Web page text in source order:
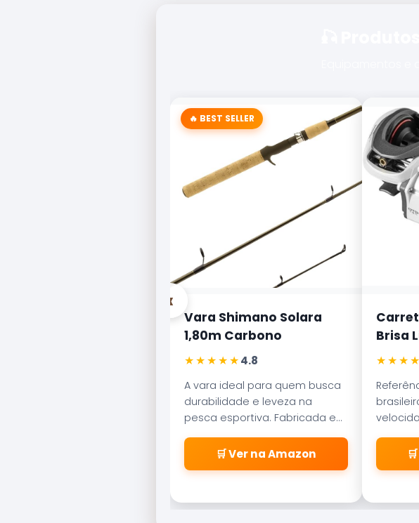
‹
🔥 BEST SELLER
Vara Shimano Solara
1,80m Carbono
★★★★★4.8
A vara ideal para quem busca
durabilidade e leveza na
pesca esportiva. Fabricada em
carbono aeroglass, oferece
sensibilidade incrível para
fisgadas precisas.
🛒 Ver na Amazon
Brisa
com
famosas